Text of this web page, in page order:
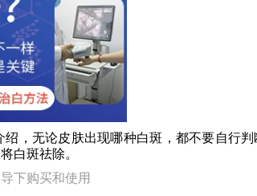
，无论皮肤出现哪种白斑，都不要自行判
白斑祛除。
下购买和使用